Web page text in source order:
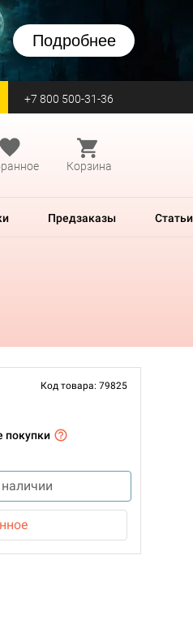
Подробнее
+7 800 500-31-36
Корзина
Предзаказы Статьи
Код товара: 79825
покупки